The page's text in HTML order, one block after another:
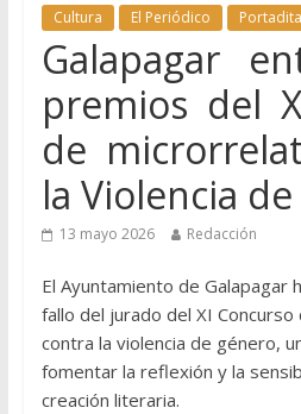
Cultura El Periódico
Galapagar
premios del
de
la Violencia
13 mayo 2026 Redacción
El Ayuntamiento de Galapagar
fallo del jurado del XI
contra la violencia de género,
fomentar la reflexión y la
creación literaria.